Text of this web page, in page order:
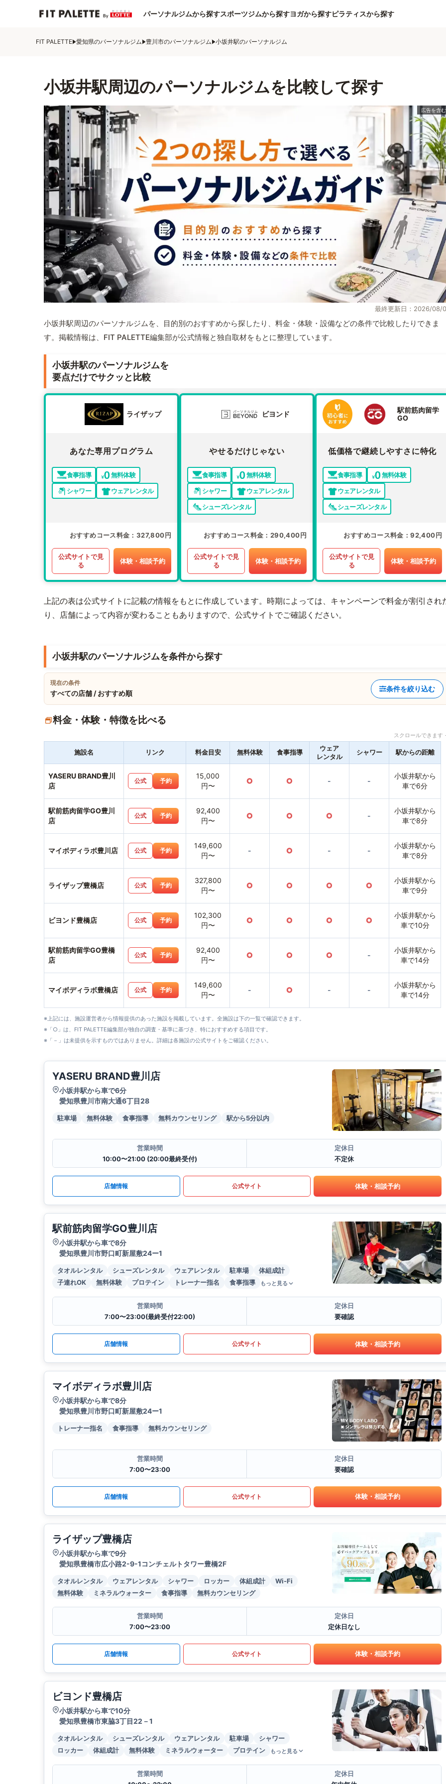
パーソナルジムから探すスポーツジムから探すヨガから探すピラティスから探す
FIT PALETTE 愛知県のパーソナルジム 豊川市のパーソナルジム 小坂井駅のパーソナルジム
小坂井駅周辺のパーソナルジムを比較して探す
最終更新日：2026/08/
小坂井駅周辺のパーソナルジムを、目的別のおすすめから探したり、料金・体験・設備などの条件で比較したりできま
す。掲載情報は、FIT PALETTE編集部が公式情報と独自取材をもとに整理しています。
小坂井駅のパーソナルジムを
要点だけでサクッと比較
ライザップ
あなた専用プログラム
食事指導
無料体験
シャワー
ウェアレンタル
おすすめコース料金 327,800円
公式サイトで見
る
体験・相談予約
ビヨンド
やせるだけじゃない
食事指導
無料体験
シャワー
ウェアレンタル
シューズレンタル
おすすめコース料金 290,400円
公式サイトで見
る
体験・相談予約
駅前筋肉留学
GO
低価格で継続しやすさに特化
食事指導
無料体験
ウェアレンタル
シューズレンタル
おすすめコース料金 92,400円
公式サイトで見
る
体験・相談予約
上記の表は公式サイトに記載の情報をもとに作成しています。時期によっては、キャンペーンで料金が割引され
り、店舗によって内容が変わることもありますので、公式サイトでご確認ください。
小坂井駅のパーソナルジムを条件から探す
現在の条件
すべての店舗 / おすすめ順
条件を絞り込む
料金・体験・特徴を比べる
スクロールできま
施設名 リンク 料金目安 無料体験 食事指導
ウェア
レンタル
シャワー 駅からの距離
YASERU BRAND豊川
店
公式 予約
15,000
円〜
○ ○ - -
小坂井駅から
車で6分
駅前筋肉留学GO豊川
店
公式 予約
92,400
円〜
○ ○ ○ -
小坂井駅から
車で8分
マイボディラボ豊川店 公式 予約
149,600
円〜
- ○ - -
小坂井駅から
車で8分
ライザップ豊橋店 公式 予約
327,800
円〜
○ ○ ○ ○
小坂井駅から
車で9分
ビヨンド豊橋店 公式 予約
102,300
円〜
○ ○ ○ ○
小坂井駅から
車で10分
駅前筋肉留学GO豊橋
店
公式 予約
92,400
円〜
○ ○ ○ -
小坂井駅から
車で14分
マイボディラボ豊橋店 公式 予約
149,600
円〜
- ○ - -
小坂井駅から
車で14分
※上記には、施設運営者から情報提供のあった施設を掲載しています。全施設は下の一覧で確認できます。
※「○」は、FIT PALETTE編集部が独自の調査・基準に基づき、特におすすめする項目です。
※「－」は未提供を示すものではありません。詳細は各施設の公式サイトをご確認ください。
YASERU BRAND豊川店
小坂井駅から車で6分
愛知県豊川市南大通6丁目28
駐車場 無料体験 食事指導 無料カウンセリング 駅から5分以内
営業時間
10:00〜21:00 (20:00最終受付)
定休日
不定休
店舗情報 公式サイト 体験・相談予約
駅前筋肉留学GO豊川店
小坂井駅から車で8分
愛知県豊川市野口町新屋敷24ー1
タオルレンタル シューズレンタル ウェアレンタル 駐車場
体組成計
子連れOK
無料体験 プロテイン トレーナー指名 食事指導 もっと見る
営業時間
7:00〜23:00(最終受付22:00)
定休日
要確認
店舗情報 公式サイト 体験・相談予約
マイボディラボ豊川店
小坂井駅から車で8分
愛知県豊川市野口町新屋敷24ー1
トレーナー指名 食事指導 無料カウンセリング
営業時間
7:00〜23:00
定休日
要確認
店舗情報 公式サイト 体験・相談予約
ライザップ豊橋店
小坂井駅から車で9分
愛知県豊橋市広小路2-9-1コンチェルトタワー豊橋2F
タオルレンタル ウェアレンタル シャワー ロッカー 体組成計
Wi-Fi
無料体験
ミネラルウォーター 食事指導 無料カウンセリング
営業時間
7:00〜23:00
定休日
定休日なし
店舗情報 公式サイト 体験・相談予約
ビヨンド豊橋店
小坂井駅から車で10分
愛知県豊橋市東脇3丁目22－1
タオルレンタル シューズレンタル ウェアレンタル 駐車場
シャワー
ロッカー
体組成計 無料体験 ミネラルウォーター プロテイン もっと見る
営業時間
定休日